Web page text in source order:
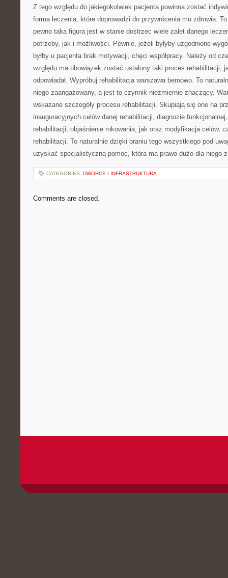
Z tego względu do jakiegokolwiek pacjenta powinna zostać
forma leczenia, które doprowadzi do przywrócenia mu zdrowia.
pewno taka figura jest w stanie dostrzec wiele zalet danego
potrzeby, jak i możliwości. Pewnie, jeżeli byłyby uzgodnione
byłby u pacjenta brak motywacji, chęci współpracy. Należy od
względu ma obowiązek zostać ustalony taki proces rehabilitacji,
odpowiadał. Wypróbuj rehabilitacja warszawa bemowo. To
niego zaangażowany, a jest to czynnik niezmiernie znaczący.
wskazane szczegóły procesu rehabilitacji. Skupiają się one na
inauguracyjnych celów danej rehabilitacji, diagnozie
rehabilitacji, objaśnienie rokowania, jak oraz modyfikacja celów,
rehabilitacji. To naturalnie dzięki braniu tego wszystkiego pod
uzyskać specjalistyczną pomoc, która ma prawo dużo dla niego
CATEGORIES: DWORCE I INFRASTRUKTURA
Comments are closed.